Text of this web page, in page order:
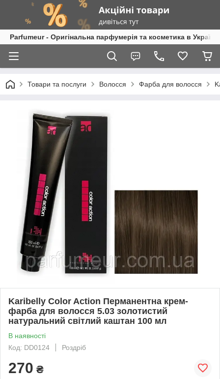
Parfumeur - Оригінальна парфумерія та косметика в Україні
Товари та послуги Волосся Фарба для волосся
Karibelly Color Action Перманентна крем-
фарба для волосся 5.03 золотистий
натуральний свiтлий каштан 100 мл
В наявності
Код: DD0124
Роздріб
270 ₴